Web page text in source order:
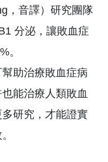
，音譯）研究團隊
分泌，讓敗血症
。
助治療敗血症病
能治療人類敗血
研究，才能證實